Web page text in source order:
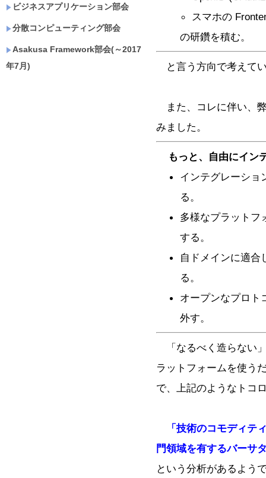
ビジネスアプリケーション部会
分散コンピューティング部会
Asakusa Framework部会(～2017
年7月)
スマホの
の研鑽を積む。
と言う方向で考えて
また、コレに伴い、
みました。
もっと、自由にイン
インテグレーショ
る。
多様なプラットフ
する。
自ドメインに適合
る。
オープンなプロト
外す。
「なるべく造らない
ラットフォームを使う
で、上記のようなトコ
「技術のコモディテ
門領域を有するバーサ
という分析があるよう